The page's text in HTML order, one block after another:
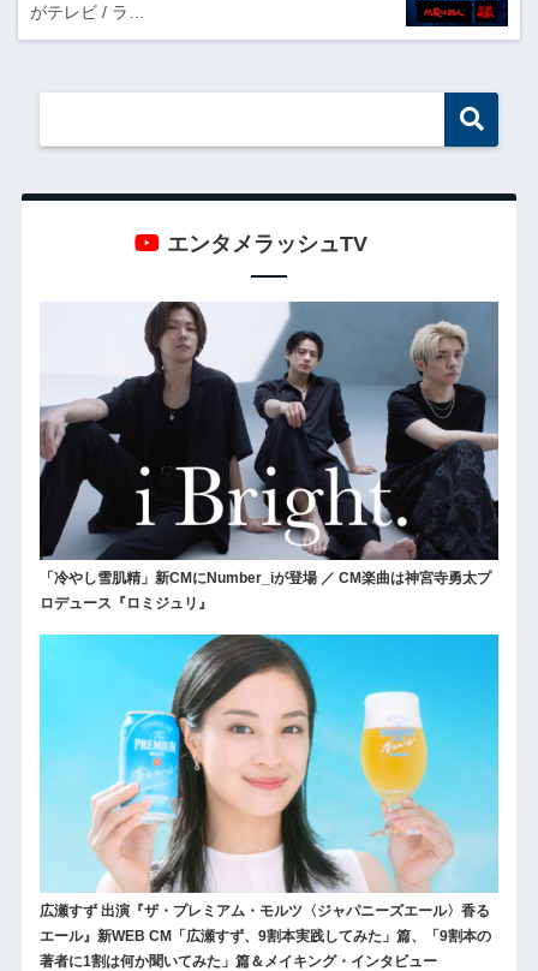
がテレビ / ラ…
エンタメラッシュTV
「冷やし雪肌精」新CMにNumber_iが登場 ／ CM楽曲は神宮寺勇太プ
ロデュース『ロミジュリ』
広瀬すず 出演『ザ・プレミアム・モルツ〈ジャパニーズエール〉香る
エール』新WEB CM「広瀬すず、9割本実践してみた」篇、「9割本の
著者に1割は何か聞いてみた」篇＆メイキング・インタビュー